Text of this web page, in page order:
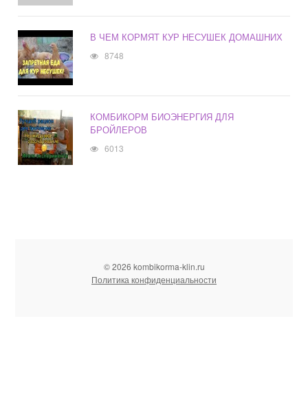
В ЧЕМ КОРМЯТ КУР НЕСУШЕК ДОМАШНИХ
8748
КОМБИКОРМ БИОЭНЕРГИЯ ДЛЯ
БРОЙЛЕРОВ
6013
© 2026 kombikorma-klin.ru
Политика конфиденциальности